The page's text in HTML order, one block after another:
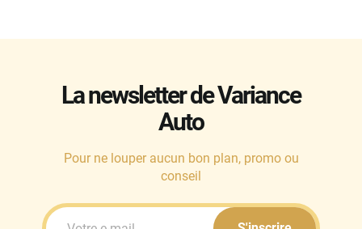
La newsletter de Variance
Auto
Pour ne louper aucun bon plan, promo ou
conseil